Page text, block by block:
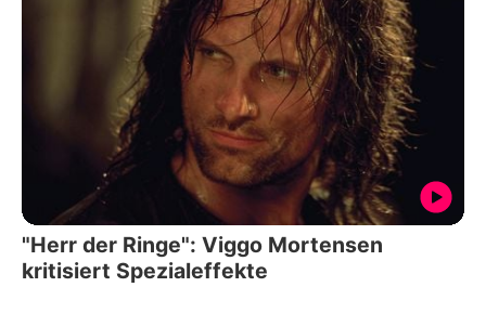
"Herr der Ringe": Viggo Mortensen
kritisiert Spezialeffekte